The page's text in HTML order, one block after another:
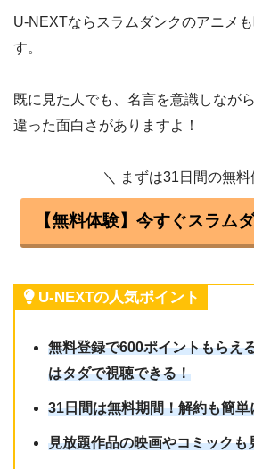
U-NEXTならスラムダンクのアニメ
す。
既に見た人でも、名言を意識しなが
違った面白さがありますよ！
＼ まずは31日間の無料
【無料体験】今すぐスラム
U-NEXTの人気ポイント
無料登録で600ポイントもらえ
はタダで視聴できる！
31日間は無料期間！解約も簡単
見放題作品の映画やコミックも